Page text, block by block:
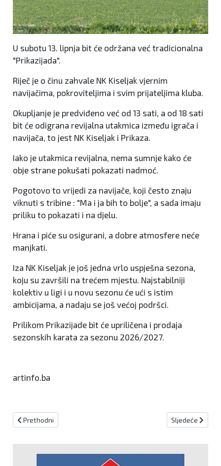
U subotu 13. lipnja bit će održana već tradicionalna
"Prikazijada".
Riječ je o činu zahvale NK Kiseljak vjernim
navijačima, pokroviteljima i svim prijateljima kluba.
Okupljanje je predviđeno već od 13 sati, a od 18 sati
bit će odigrana revijalna utakmica između igrača i
navijača, to jest NK Kiseljak i Prikaza.
Iako je utakmica revijalna, nema sumnje kako će
obje strane pokušati pokazati nadmoć.
Pogotovo to vrijedi za navijače, koji često znaju
viknuti s tribine : "Ma i ja bih to bolje", a sada imaju
priliku to pokazati i na djelu.
Hrana i piće su osigurani, a dobre atmosfere neće
manjkati.
Iza NK Kiseljak je još jedna vrlo uspješna sezona,
koju su završili na trećem mjestu. Najstabilniji
kolektiv u ligi i u novu sezonu će ući s istim
ambicijama, a nadaju se još većoj podršci.
Prilikom Prikazijade bit će upriličena i prodaja
sezonskih karata za sezonu 2026/2027.
artinfo.ba
Prethodni članak: Biletić u drugom kolu singla nakon drame od tri
Prethodni Sljedeći
Sljedeće